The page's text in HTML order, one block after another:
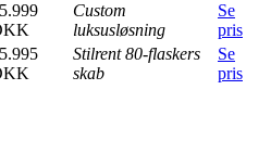
Custom
luksusløsning
Se
pris
Stilrent 80-flaskers
skab
Se
pris